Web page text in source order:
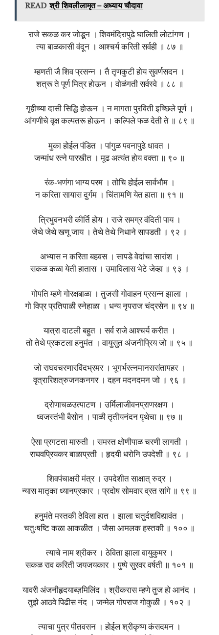
READ श्री शिवलीलामृत – अध्याय चौदावा
राजे सकळ कर जोडून । शिवमंदिरापुढे घालिती लोटांगण ।
त्या बाळकासी वंदून । आश्चर्य करिती सर्वही ॥ ८७ ॥
म्हणती जै शिव प्रसन्न । तै तृणकुटी होय सुवर्णसदन ।
शत्रू ते पूर्ण मित्र होऊन । वोळंगती सर्वस्वे ॥ ८८ ॥
गृहीच्या दासी सिद्धि होऊन । न मागता पुरविती इच्छिले पूर्ण ।
आंगणीचे वृक्ष कल्पतरू होऊन । कल्पिले फळ देती ते ॥ ८९ ॥
मुका होईल पंडित । पांगुळ पवनापुढे धावत ।
जन्मांध रत्ने पारखीत । मूढ अत्यंत होय वक्ता ॥ ९० ॥
रंक-भणंगा भाग्य परम । तोचि होईल सार्वभौम ।
न करिता सायास दुर्गम । चिंतामणि येत हाता ॥ ९१ ॥
त्रिभुवनभरी कीर्ति होय । राजे समग्र वंदिती पाय ।
जेथे जेथे खणू जाय । तेथे तेथे निधाने सापडती ॥ ९२ ॥
अभ्यास न करिता बहवस । सापडे वेदांचा सारांश ।
सकळ कळा येती हातास । उमाविलास भेटे जेव्हा ॥ ९३ ॥
गोपति म्हणे गोरक्षबाळा । तुजसी गोवाहन प्रसन्न झाला ।
गो विप्र प्रतिपाळी स्नेहाळा । धन्य नृपराज चंद्रसेन ॥ ९४ ॥
यात्रा दाटली बहुत । सर्व राजे आश्चर्य करीत ।
तो तेथे प्रकटला हनुमंत । वायुसुत अंजनीप्रिय जो ॥ ९५ ॥
जो राघवचरणारविंदभ्रमर । भूगर्भरत्नमानससंतापहर ।
वृत्रारिशत्रुजनकनगर । दहन मदनदमन जो ॥ ९६ ॥
द्रोणाचळउत्पाटण । उर्मिलाजीवनप्राणरक्षण ।
ध्वजस्तंभी बैसोन । पाळी तृतीयनंदन पृथेचा ॥ ९७ ॥
ऐसा प्रगटता मारुती । समस्त क्षोणीपाळ चरणी लागती ।
राघवप्रियकर बाळाप्रती । हृदयी धरोनि उपदेशी ॥ ९८ ॥
शिवपंचाक्षरी मंत्र । उपदेशीत साक्षात् रुद्र ।
न्यास मातृका ध्यानप्रकार । प्रदोष सोमवार व्रत सांगे ॥ ९९ ॥
हनुमंते मस्तकी ठेविला हात । झाला चतुर्दशविद्यावंत ।
चतुःषष्टि कळा आकळीत । जैसा आमलक हस्तकी ॥ १०० ॥
त्याचे नाम श्रीकर । ठेविता झाला वायुकुमर ।
सकळ राव करिती जयजयकार । पुष्पे सुरवर वर्षती ॥ १०१ ॥
यावरी अंजनीहृदयाब्ज़मिलिंद । श्रीकरास म्हणे तुज हो आनंद ।
तुझे आठवे पिढीस नंद । जन्मेल गोपराज गोकुळी ॥ १०२ ॥
त्याचा पुत्र पीतवसन । होईल श्रीकृष्ण कंसदमन ।